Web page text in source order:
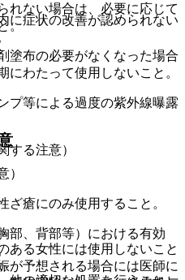
れない場合は、必要に応じて
。
布の必要がなくなった場合
にわたって使用しないこと。
等による過度の紫外線曝露
する注意）
ある女性には使用しないこと
が予想される場合には医師に
症状の改善が認められない
）
瘡にのみ使用すること。
部、背部等）における有効